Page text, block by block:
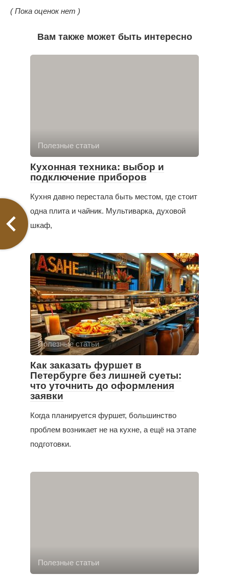
( Пока оценок нет )
Вам также может быть интересно
Полезные статьи
Кухонная техника: выбор и
подключение приборов
Кухня давно перестала быть местом, где стоит
одна плита и чайник. Мультиварка, духовой
шкаф,
Полезные статьи
Как заказать фуршет в
Петербурге без лишней суеты:
что уточнить до оформления
заявки
Когда планируется фуршет, большинство
проблем возникает не на кухне, а ещё на этапе
подготовки.
Полезные статьи